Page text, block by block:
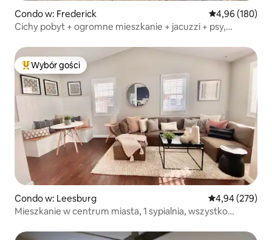
Condo w: Frederick Średnia
4,96 (180)
Cichy pobyt + ogromne mieszkanie + jacuzzi + psy,
Najpopularniejsze z kategorii Wybór gości
Wybór gości
Condo w: Leesburg Średnia
4,94 (279)
Mieszkanie w centrum miasta, 1 sypialnia, wszystko